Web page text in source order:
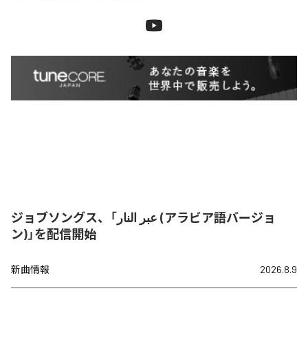
ジョブソングス、「عبر النار (アラビア語バージョ
ン)」を配信開始
新曲情報 2026.8.9